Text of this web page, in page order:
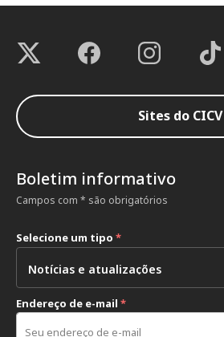
Sites do CICV
Boletim informativo
Campos com * são obrigatórios
Selecione um tipo *
Endereço de e-mail *